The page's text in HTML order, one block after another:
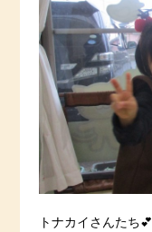
トナカイさんたち💕